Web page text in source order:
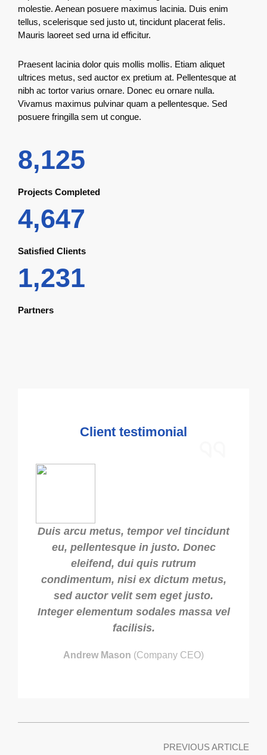
molestie. Aenean posuere maximus lacinia. Duis enim
tellus, scelerisque sed justo ut, tincidunt placerat felis.
Mauris laoreet sed urna id efficitur.
Praesent lacinia dolor quis mollis mollis. Etiam aliquet
ultrices metus, sed auctor ex pretium at. Pellentesque at
nibh ac tortor varius ornare. Donec eu ornare nulla.
Vivamus maximus pulvinar quam a pellentesque. Sed
posuere fringilla sem ut congue.
8,125
Projects Completed
4,647
Satisfied Clients
1,231
Partners
Client testimonial
Duis arcu metus, tempor vel tincidunt
eu, pellentesque in justo. Donec
eleifend, dui quis rutrum
condimentum, nisi ex dictum metus,
sed auctor velit sem eget justo.
Integer elementum sodales massa vel
facilisis.
Andrew Mason (Company CEO)
PREVIOUS ARTICLE